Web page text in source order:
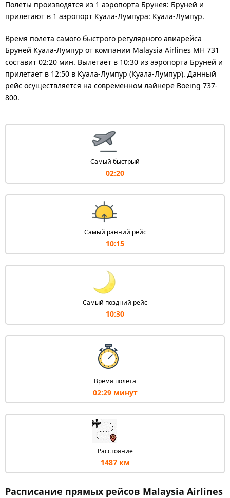
Полеты производятся из 1 аэропорта Брунея: Бруней и
прилетают в 1 аэропорт Куала-Лумпура: Куала-Лумпур.
Время полета самого быстрого регулярного авиарейса
Бруней Куала-Лумпур от компании Malaysia Airlines MH 731
составит 02:20 мин. Вылетает в 10:30 из аэропорта Бруней и
прилетает в 12:50 в Куала-Лумпур (Куала-Лумпур). Данный
рейс осуществляется на современном лайнере Boeing 737-
800.
Самый быстрый
02:20
Самый ранний рейс
10:15
Самый поздний рейс
10:30
Время полета
02:29 минут
Расстояние
1487 км
Расписание прямых рейсов Malaysia Airlines